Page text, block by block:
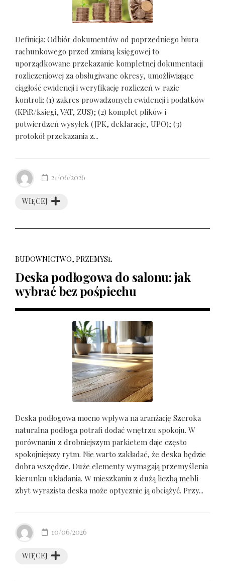
Definicja: Odbiór dokumentów od poprzedniego biura
rachunkowego przed zmianą księgowej to
uporządkowane przekazanie kompletnej dokumentacji
rozliczeniowej za obsługiwane okresy, umożliwiające
ciągłość ewidencji i weryfikację rozliczeń w razie
kontroli: (1) zakres prowadzonych ewidencji i podatków
(KPiR/księgi, VAT, ZUS); (2) komplet plików i
potwierdzeń wysyłek (JPK, deklaracje, UPO); (3)
protokół przekazania z...
WIĘCEJ
21/06/2026
BUDOWNICTWO, PRZEMYSŁ
Deska podłogowa do salonu: jak
wybrać bez pośpiechu
Deska podłogowa mocno wpływa na aranżację Szeroka
naturalna podłoga potrafi dodać wnętrzu spokoju. W
porównaniu z drobniejszym parkietem daje często
spokojniejszy rytm. Nie warto zakładać, że deska będzie
dobra wszędzie. Duże elementy wymagają przemyślenia
kierunku układania. W mieszkaniu z dużą liczbą mebli
zbyt wyrazista deska może optycznie ją obciążyć. Przy...
WIĘCEJ
10/06/2026